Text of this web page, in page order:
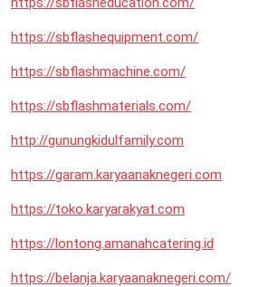
https://sbflashequipment.com/
https://sbflashmachine.com/
https://sbflashmaterials.com/
http://gunungkidulfamily.com
https://garam.karyaanaknegeri.com
https://toko.karyarakyat.com
https://lontong.amanahcatering.id
https://belanja.karyaanaknegeri.com/